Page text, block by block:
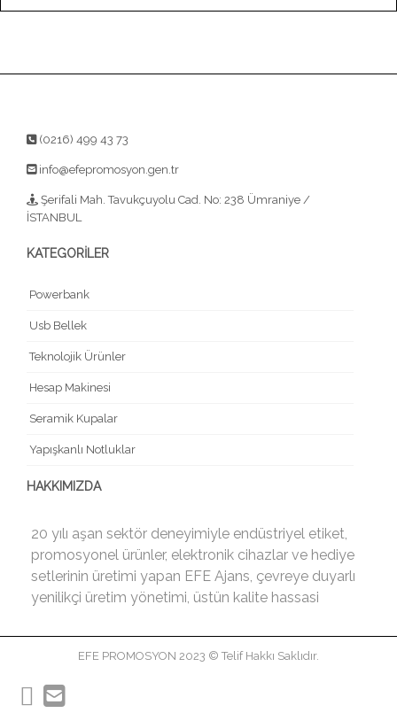
(0216) 499 43 73
info@efepromosyon.gen.tr
Şerifali Mah. Tavukçuyolu Cad. No: 238 Ümraniye /
İSTANBUL
KATEGORİLER
Powerbank
Usb Bellek
Teknolojik Ürünler
Hesap Makinesi
Seramik Kupalar
Yapışkanlı Notluklar
HAKKIMIZDA
20 yılı aşan sektör deneyimiyle endüstriyel etiket,
promosyonel ürünler, elektronik cihazlar ve hediye
setlerinin üretimi yapan EFE Ajans, çevreye duyarlı
yenilikçi üretim yönetimi, üstün kalite hassasi
EFE PROMOSYON 2023 © Telif Hakkı Saklıdır.